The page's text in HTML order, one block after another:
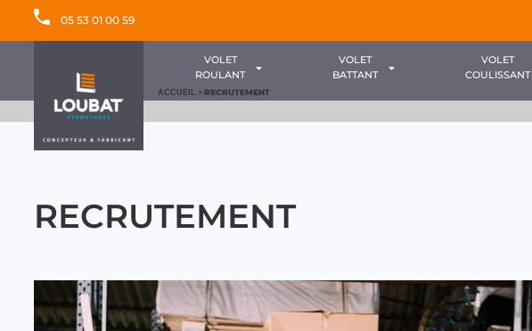
05 53 01 00 59
VOLET
ROULANT
VOLET
BATTANT
VOLET
COULISSANT
ACCUEIL > RECRUTEMENT
RECRUTEMENT